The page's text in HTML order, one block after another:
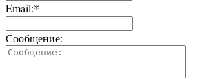
Email:*
Сообщение: